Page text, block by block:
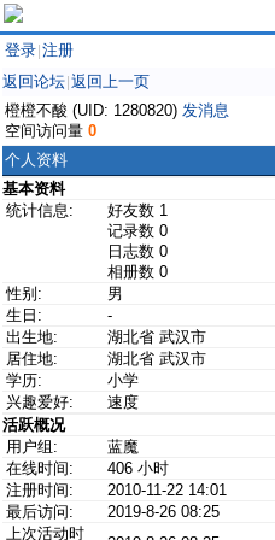
登录 注册
返回论坛 返回上一页
橙橙不酸 (UID: 1280820) 发消息
空间访问量 0
个人资料
基本资料
统计信息:
好友数 1
记录数 0
日志数 0
相册数 0
性别:
男
生日:
-
出生地:
湖北省 武汉市
居住地:
湖北省 武汉市
学历:
小学
兴趣爱好:
速度
活跃概况
用户组:
蓝魔
在线时间:
406 小时
注册时间:
2010-11-22 14:01
最后访问:
2019-8-26 08:25
上次活动时